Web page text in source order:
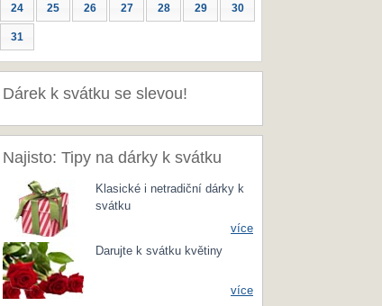
24 25 26 27 28 29 30
31
Dárek k svátku se slevou!
Najisto: Tipy na dárky k svátku
Klasické i netradiční dárky k
svátku
více
Darujte k svátku květiny
více